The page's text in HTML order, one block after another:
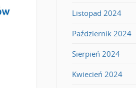
Listopad 2024
Październik 2024
Sierpień 2024
Kwiecień 2024